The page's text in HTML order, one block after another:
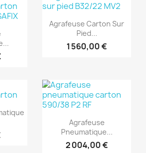
(1)
Aperçu rapide
Agrafeuse Carton Sur
Pied...
1 560,00 €
(1)
(1)
Aperçu rapide
Agrafeuse
Pneumatique...
2 004,00 €